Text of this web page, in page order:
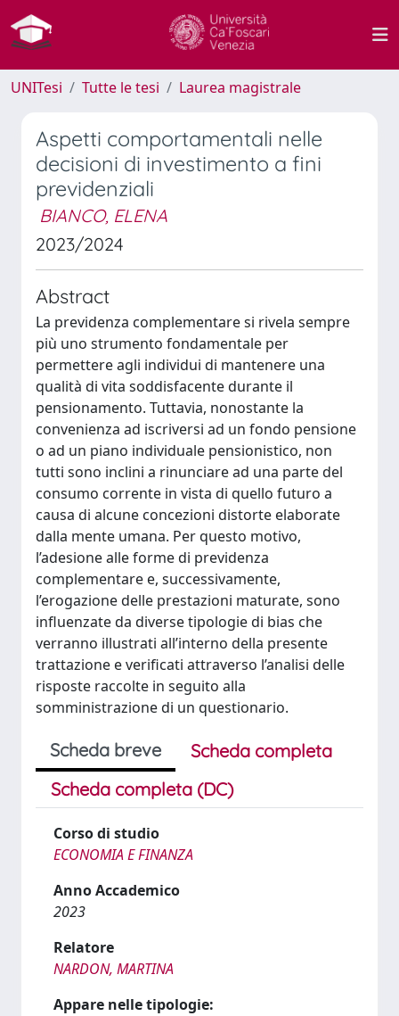
UNITesi Tutte le tesi Laurea magistrale
Aspetti comportamentali nelle
decisioni di investimento a fini
previdenziali
BIANCO, ELENA
2023/2024
Abstract
La previdenza complementare si rivela sempre
più uno strumento fondamentale per
permettere agli individui di mantenere una
qualità di vita soddisfacente durante il
pensionamento. Tuttavia, nonostante la
convenienza ad iscriversi ad un fondo pensione
o ad un piano individuale pensionistico, non
tutti sono inclini a rinunciare ad una parte del
consumo corrente in vista di quello futuro a
causa di alcune concezioni distorte elaborate
dalla mente umana. Per questo motivo,
l’adesione alle forme di previdenza
complementare e, successivamente,
l’erogazione delle prestazioni maturate, sono
influenzate da diverse tipologie di bias che
verranno illustrati all’interno della presente
trattazione e verificati attraverso l’analisi delle
risposte raccolte in seguito alla
somministrazione di un questionario.
Scheda breve
Scheda completa
Scheda completa (DC)
Corso di studio
ECONOMIA E FINANZA
Anno Accademico
2023
Relatore
NARDON, MARTINA
Appare nelle tipologie: